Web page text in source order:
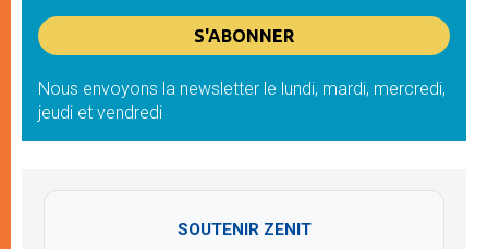
Nous envoyons la newsletter le lundi, mardi, mercredi,
jeudi et vendredi
SOUTENIR ZENIT